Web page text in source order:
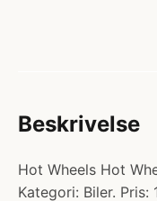
Beskrivelse
Hot Wheels Hot
Kategori: Biler.